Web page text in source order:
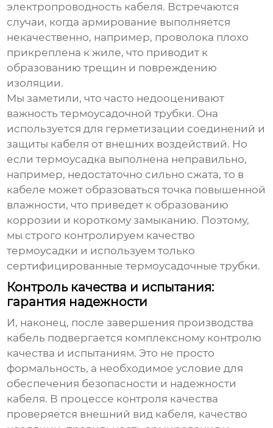
электропроводность кабеля. Встречаются
случаи, когда армирование выполняется
некачественно, например, проволока плохо
прикреплена к жиле, что приводит к
образованию трещин и повреждению
изоляции.
Мы заметили, что часто недооценивают
важность термоусадочной трубки. Она
используется для герметизации соединений и
защиты кабеля от внешних воздействий. Но
если термоусадка выполнена неправильно,
например, недостаточно сильно сжата, то в
кабеле может образоваться точка повышенной
влажности, что приведет к образованию
коррозии и короткому замыканию. Поэтому,
мы строго контролируем качество
термоусадки и используем только
сертифицированные термоусадочные трубки.
Контроль качества и испытания:
гарантия надежности
И, наконец, после завершения производства
кабель подвергается комплексному контролю
качества и испытаниям. Это не просто
формальность, а необходимое условие для
обеспечения безопасности и надежности
кабеля. В процессе контроля качества
проверяется внешний вид кабеля, качество